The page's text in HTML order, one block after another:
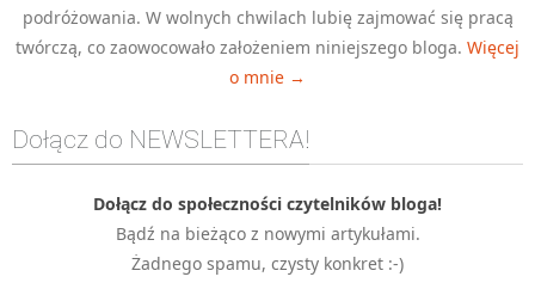
HTML 5
CSS 3
Django
PHP
WordPress
MOBILE
podróżowania. W wolnych chwilach lubię zajmować się pracą
twórczą, co zaowocowało założeniem niniejszego bloga. Więcej
o mnie →
Dołącz do NEWSLETTERA!
Dołącz do społeczności czytelników bloga!
Bądź na bieżąco z nowymi artykułami.
Żadnego spamu, czysty konkret :-)